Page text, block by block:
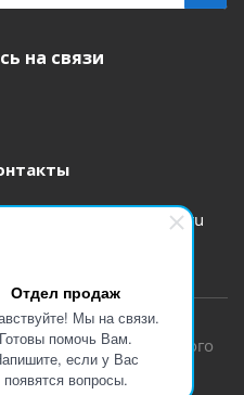
Отдел продаж
Мы на связи.
Готовы помочь Вам.
если у Вас
появятся вопросы.
на связи
zakaz@etk-oniks.ru
электротехнического